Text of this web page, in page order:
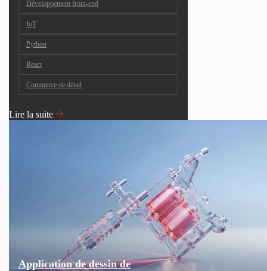
Développement front-end
IoT
Python
React
Commerce de détail
Lire la suite
Application de dessin de